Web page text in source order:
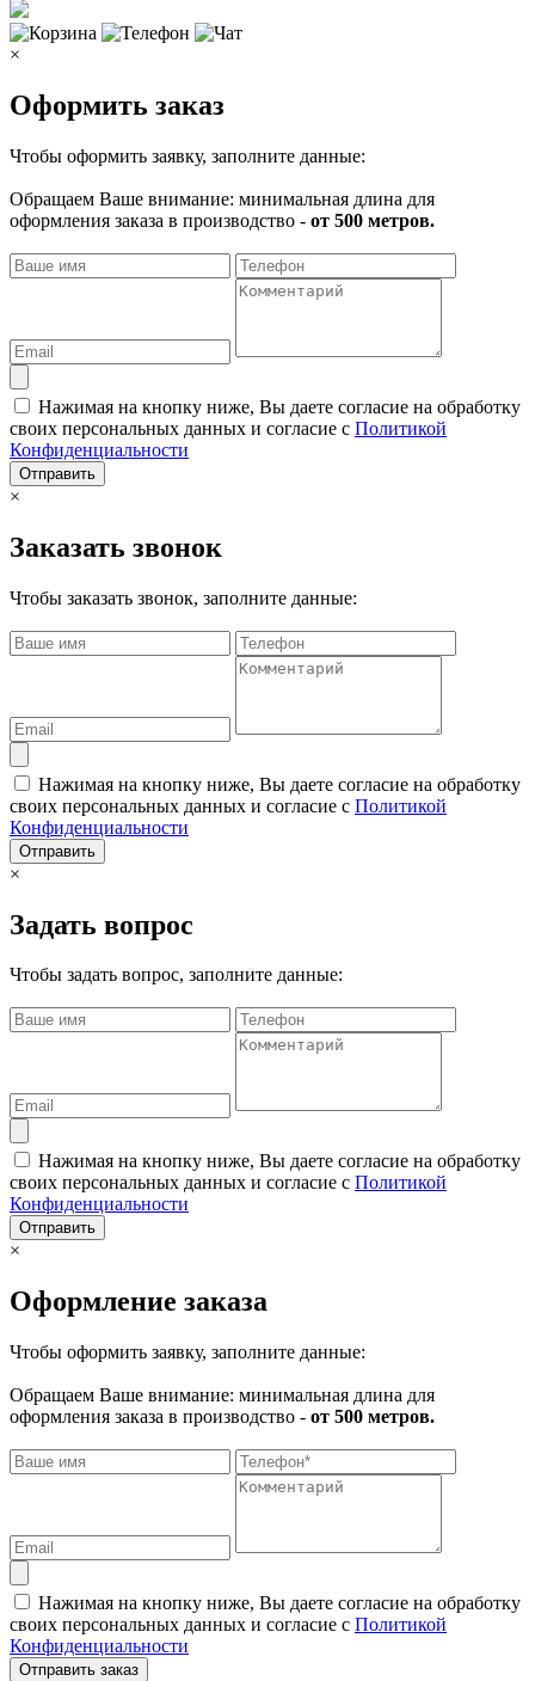
×
Оформить заказ
Чтобы оформить заявку, заполните данные:
Обращаем Ваше внимание: минимальная длина для
оформления заказа в производство - от 500 метров.
Нажимая на кнопку ниже, Вы даете согласие на обработку
своих персональных данных и согласие с Политикой
Конфиденциальности
Отправить
×
Заказать звонок
Чтобы заказать звонок, заполните данные:
Нажимая на кнопку ниже, Вы даете согласие на обработку
своих персональных данных и согласие с Политикой
Конфиденциальности
Отправить
×
Задать вопрос
Чтобы задать вопрос, заполните данные:
Нажимая на кнопку ниже, Вы даете согласие на обработку
своих персональных данных и согласие с Политикой
Конфиденциальности
Отправить
×
Оформление заказа
Чтобы оформить заявку, заполните данные:
Обращаем Ваше внимание: минимальная длина для
оформления заказа в производство - от 500 метров.
Нажимая на кнопку ниже, Вы даете согласие на обработку
своих персональных данных и согласие с Политикой
Конфиденциальности
Отправить заказ